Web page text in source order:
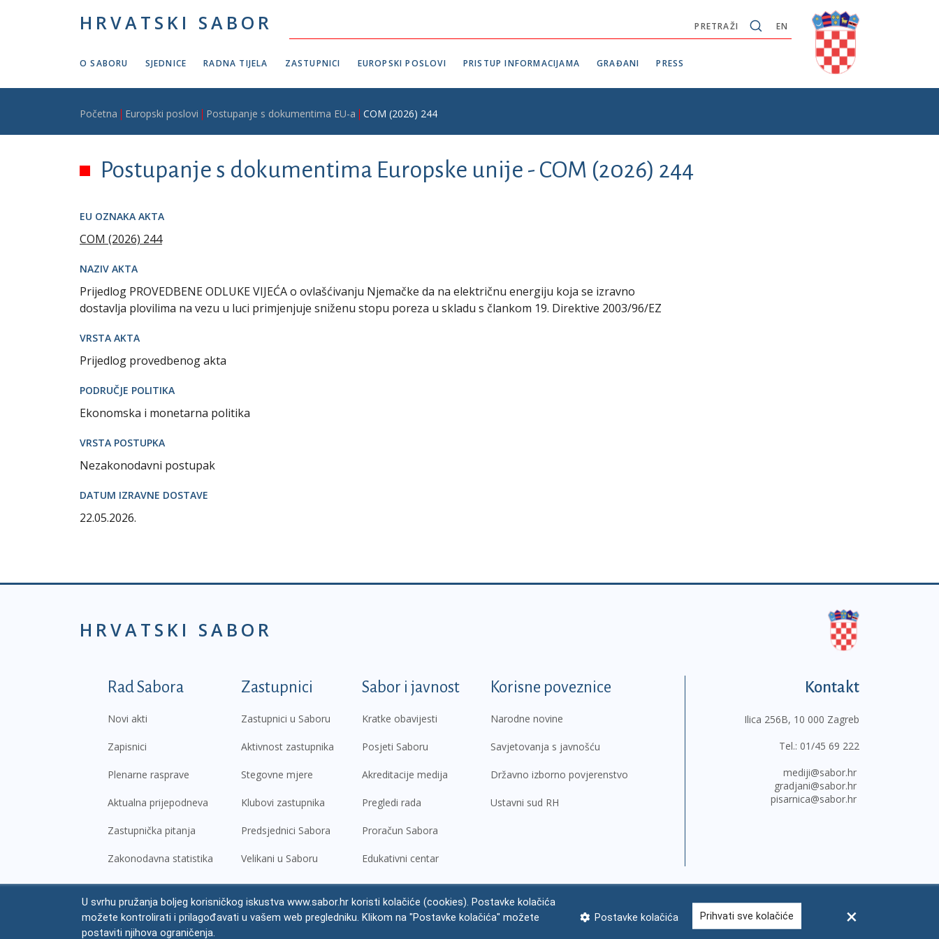
HRVATSKI SABOR EN
PRETRAŽI
O SABORU SJEDNICE RADNA TIJELA ZASTUPNICI EUROPSKI POSLOVI PRISTUP INFORMACIJAMA GRAĐANI PRESS
Breadcrumb
Početna Europski poslovi Postupanje s dokumentima EU-a COM (2026) 244
Postupanje s dokumentima Europske unije - COM (2026) 244
EU OZNAKA AKTA
COM (2026) 244
NAZIV AKTA
Prijedlog PROVEDBENE ODLUKE VIJEĆA o ovlašćivanju Njemačke da na električnu energiju koja se izravno
dostavlja plovilima na vezu u luci primjenjuje sniženu stopu poreza u skladu s člankom 19. Direktive 2003/96/EZ
VRSTA AKTA
Prijedlog provedbenog akta
PODRUČJE POLITIKA
Ekonomska i monetarna politika
VRSTA POSTUPKA
Nezakonodavni postupak
DATUM IZRAVNE DOSTAVE
22.05.2026.
HRVATSKI SABOR
Podnožje prvi izbornik
Rad Sabora
Novi akti
Zapisnici
Plenarne rasprave
Aktualna prijepodneva
Zastupnička pitanja
Zakonodavna statistika
Zastupnici
Zastupnici u Saboru
Aktivnost zastupnika
Stegovne mjere
Klubovi zastupnika
Predsjednici Sabora
Velikani u Saboru
Sabor i javnost
Kratke obavijesti
Posjeti Saboru
Akreditacije medija
Pregledi rada
Proračun Sabora
Edukativni centar
Korisne poveznice
Narodne novine
Savjetovanja s javnošću
Državno izborno povjerenstvo
Ustavni sud RH
Kontakt
Ilica 256B, 10 000 Zagreb
Tel.: 01/45 69 222
mediji@sabor.hr
gradjani@sabor.hr
pisarnica@sabor.hr
© Hrvatski sabor, 2026 Pravne napomene Izjava o pristupačnosti Zaštita osobnih podataka Impressum Česta pitanja Kontakti Mapa weba
U svrhu pružanja boljeg korisničkog iskustva www.sabor.hr koristi kolačiće (cookies). Postavke kolačića
možete kontrolirati i prilagođavati u vašem web pregledniku. Klikom na "Postavke kolačića" možete
postaviti njihova ograničenja.
Postavke kolačića Prihvati sve kolačiće